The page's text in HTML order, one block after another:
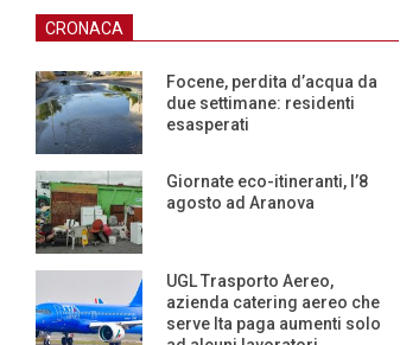
CRONACA
Focene, perdita d’acqua da
due settimane: residenti
esasperati
Giornate eco-itineranti, l’8
agosto ad Aranova
UGL Trasporto Aereo,
azienda catering aereo che
serve Ita paga aumenti solo